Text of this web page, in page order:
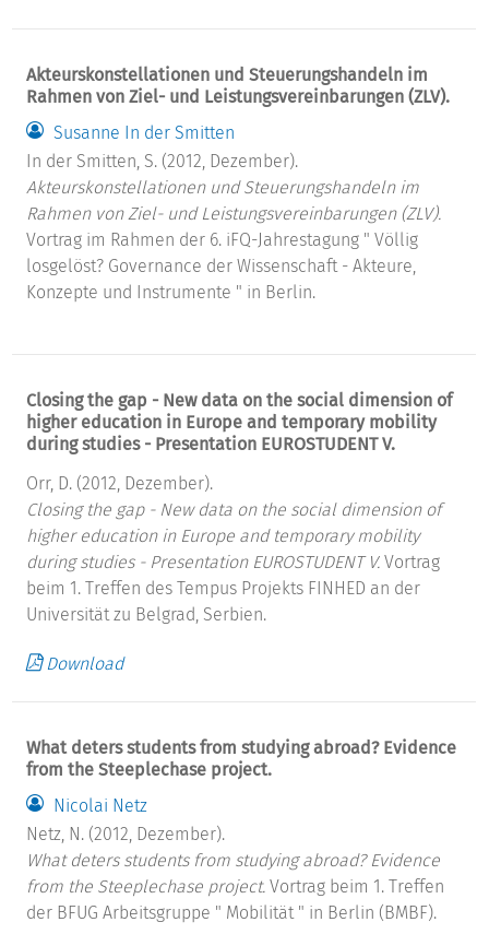
Akteurskonstellationen und Steuerungshandeln im
Rahmen von Ziel- und Leistungsvereinbarungen (ZLV).
Susanne In der Smitten
In der Smitten, S. (2012, Dezember).
Akteurskonstellationen und Steuerungshandeln im
Rahmen von Ziel- und Leistungsvereinbarungen (ZLV).
Vortrag im Rahmen der 6. iFQ-Jahrestagung " Völlig
losgelöst? Governance der Wissenschaft - Akteure,
Konzepte und Instrumente " in Berlin.
Closing the gap - New data on the social dimension of
higher education in Europe and temporary mobility
during studies - Presentation EUROSTUDENT V.
Orr, D. (2012, Dezember).
Closing the gap - New data on the social dimension of
higher education in Europe and temporary mobility
during studies - Presentation EUROSTUDENT V. Vortrag
beim 1. Treffen des Tempus Projekts FINHED an der
Universität zu Belgrad, Serbien.
Download
What deters students from studying abroad? Evidence
from the Steeplechase project.
Nicolai Netz
Netz, N. (2012, Dezember).
What deters students from studying abroad? Evidence
from the Steeplechase project. Vortrag beim 1. Treffen
der BFUG Arbeitsgruppe " Mobilität " in Berlin (BMBF).